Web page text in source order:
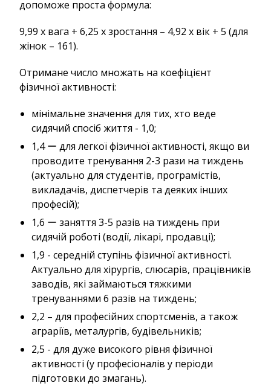
допоможе проста формула:
9,99 х вага + 6,25 х зростання – 4,92 х вік + 5 (для
жінок – 161).
Отримане число множать на коефіцієнт
фізичної активності:
мінімальне значення для тих, хто веде
сидячий спосіб життя - 1,0;
1,4 ー для легкої фізичної активності, якщо ви
проводите тренування 2-3 рази на тиждень
(актуально для студентів, програмістів,
викладачів, диспетчерів та деяких інших
професій);
1,6 ー заняття 3-5 разів на тиждень при
сидячій роботі (водії, лікарі, продавці);
1,9 - середній ступінь фізичної активності.
Актуально для хірургів, слюсарів, працівників
заводів, які займаються тяжкими
тренуваннями 6 разів на тиждень;
2,2 – для професійних спортсменів, а також
аграріїв, металургів, будівельників;
2,5 - для дуже високого рівня фізичної
активності (у професіоналів у періоди
підготовки до змагань).